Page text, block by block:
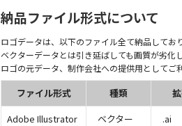
納品ファイル形式について
ロゴデータは、以下のファイル全て納品しており
ベクターデータとは引き延ばしても画質が劣化
ロゴの元データ、制作会社への提供用としてご
ファイル形式 種類
Adobe Illustrator
ベクター
.ai